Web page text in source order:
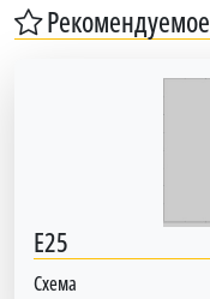
Рекомендуемое
E25
Схема